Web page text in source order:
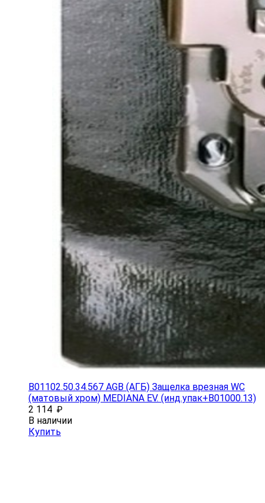
B01102.50.34.567 AGB (АГБ) Защелка врезная WC
(матовый хром) MEDIANA EV. (инд.упак+B01000.13)
2 114 ₽
В наличии
Купить